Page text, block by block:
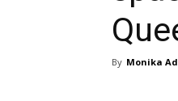
By Monika